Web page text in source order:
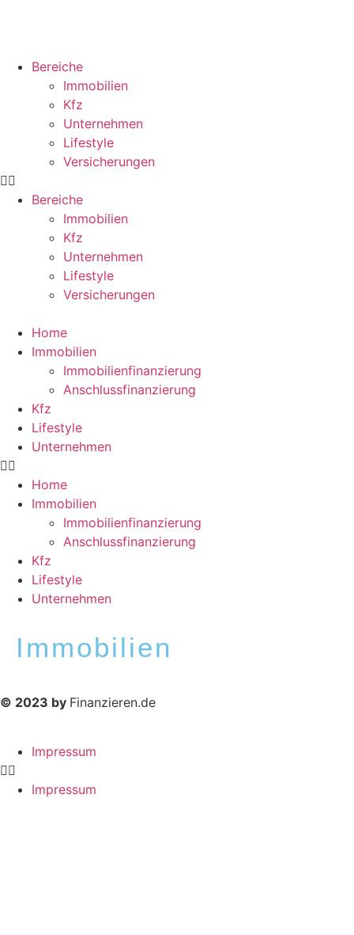
Bereiche
Immobilien
Kfz
Unternehmen
Lifestyle
Versicherungen
Bereiche
Immobilien
Kfz
Unternehmen
Lifestyle
Versicherungen
Home
Immobilien
Immobilienfinanzierung
Anschlussfinanzierung
Kfz
Lifestyle
Unternehmen
Home
Immobilien
Immobilienfinanzierung
Anschlussfinanzierung
Kfz
Lifestyle
Unternehmen
Immobilien
© 2023 by Finanzieren.de
Impressum
Impressum